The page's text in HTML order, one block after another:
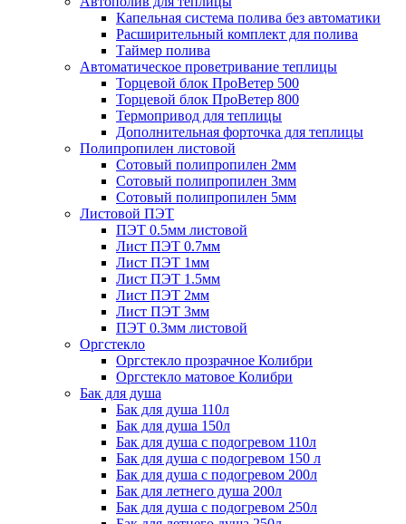
Капельная система полива без автоматики
Расширительный комплект для полива
Таймер полива
Автоматическое проветривание теплицы
Торцевой блок ПроВетер 500
Торцевой блок ПроВетер 800
Термопривод для теплицы
Дополнительная форточка для теплицы
Полипропилен листовой
Сотовый полипропилен 2мм
Сотовый полипропилен 3мм
Сотовый полипропилен 5мм
Листовой ПЭТ
ПЭТ 0.5мм листовой
Лист ПЭТ 0.7мм
Лист ПЭТ 1мм
Лист ПЭТ 1.5мм
Лист ПЭТ 2мм
Лист ПЭТ 3мм
ПЭТ 0.3мм листовой
Оргстекло
Оргстекло прозрачное Колибри
Оргстекло матовое Колибри
Бак для душа
Бак для душа 110л
Бак для душа 150л
Бак для душа с подогревом 110л
Бак для душа с подогревом 150 л
Бак для душа с подогревом 200л
Бак для летнего душа 200л
Бак для душа с подогревом 250л